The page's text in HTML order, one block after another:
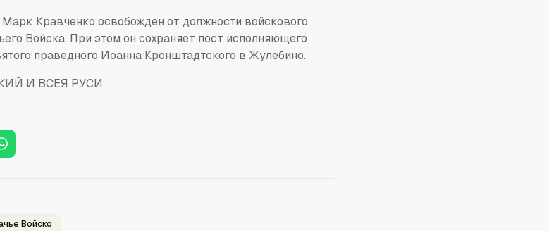
Кравченко освобожден от должности войскового
Войска. При этом он сохраняет пост исполняющего
праведного Иоанна Кронштадтского в Жулебино.
И ВСЕЯ РУСИ
Войско